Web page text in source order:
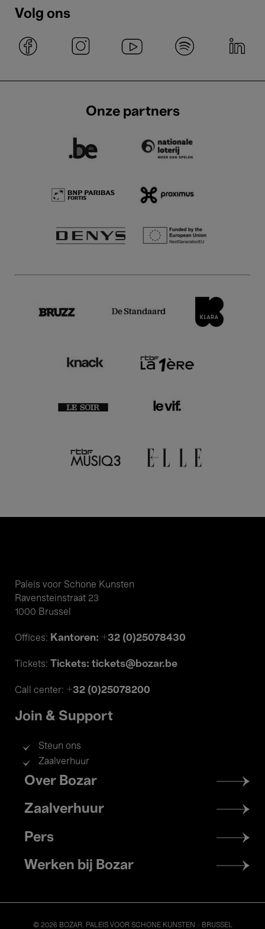
Volg ons
Onze partners
Paleis voor Schone Kunsten
Ravensteinstraat 23
1000 Brussel
Offices: Kantoren: +32 (0)25078430
Tickets: Tickets: tickets@bozar.be
Call center: +32 (0)25078200
Join & Support
Steun ons
Zaalverhuur
Footer
menu
Over Bozar
Zaalverhuur
Pers
Werken bij Bozar
© 2026 BOZAR. PALEIS VOOR SCHONE KUNSTEN - BRUSSEL